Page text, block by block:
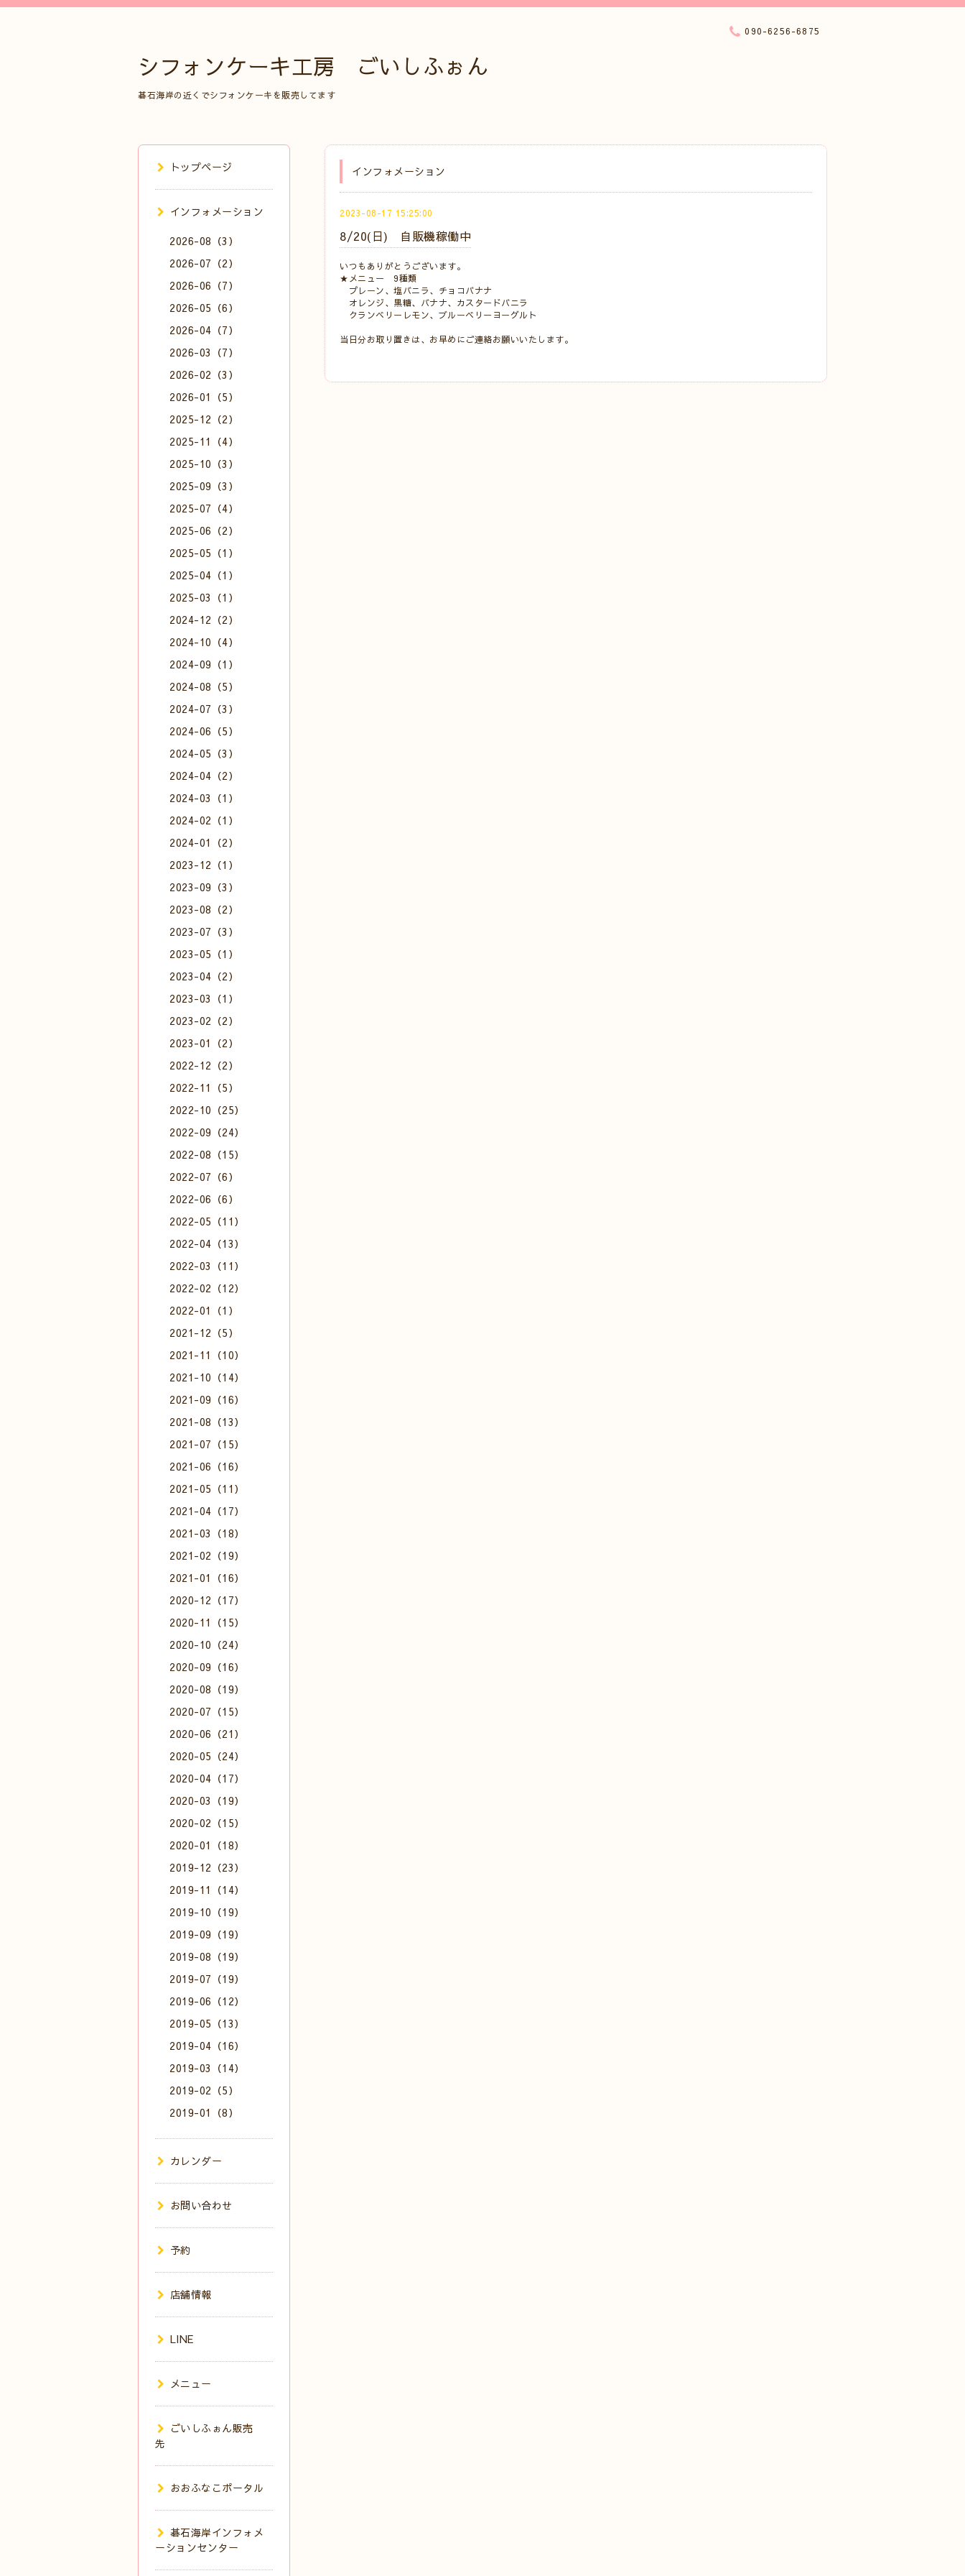
シフォンケーキ工房 ごいしふぉん
碁石海岸の近くでシフォンケーキを販売してます
090-6256-6875
インフォメーション
2023-08-17 15:25:00
8/20(日) 自販機稼働中
いつもありがとうございます。
★メニュー 9種類
プレーン、塩バニラ、チョコバナナ
オレンジ、黒糖、バナナ、カスタードバニラ
クランベリーレモン、ブルーベリーヨーグルト
当日分お取り置きは、お早めにご連絡お願いいたします。
トップページ
インフォメーション
2026-08（3）
2026-07（2）
2026-06（7）
2026-05（6）
2026-04（7）
2026-03（7）
2026-02（3）
2026-01（5）
2025-12（2）
2025-11（4）
2025-10（3）
2025-09（3）
2025-07（4）
2025-06（2）
2025-05（1）
2025-04（1）
2025-03（1）
2024-12（2）
2024-10（4）
2024-09（1）
2024-08（5）
2024-07（3）
2024-06（5）
2024-05（3）
2024-04（2）
2024-03（1）
2024-02（1）
2024-01（2）
2023-12（1）
2023-09（3）
2023-08（2）
2023-07（3）
2023-05（1）
2023-04（2）
2023-03（1）
2023-02（2）
2023-01（2）
2022-12（2）
2022-11（5）
2022-10（25）
2022-09（24）
2022-08（15）
2022-07（6）
2022-06（6）
2022-05（11）
2022-04（13）
2022-03（11）
2022-02（12）
2022-01（1）
2021-12（5）
2021-11（10）
2021-10（14）
2021-09（16）
2021-08（13）
2021-07（15）
2021-06（16）
2021-05（11）
2021-04（17）
2021-03（18）
2021-02（19）
2021-01（16）
2020-12（17）
2020-11（15）
2020-10（24）
2020-09（16）
2020-08（19）
2020-07（15）
2020-06（21）
2020-05（24）
2020-04（17）
2020-03（19）
2020-02（15）
2020-01（18）
2019-12（23）
2019-11（14）
2019-10（19）
2019-09（19）
2019-08（19）
2019-07（19）
2019-06（12）
2019-05（13）
2019-04（16）
2019-03（14）
2019-02（5）
2019-01（8）
カレンダー
お問い合わせ
予約
店舗情報
LINE
メニュー
ごいしふぉん販売
先
おおふなこポータル
碁石海岸インフォメ
ーションセンター